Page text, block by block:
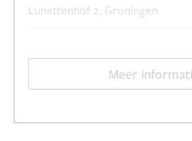
Lunettenhof 2, Groningen
Meer